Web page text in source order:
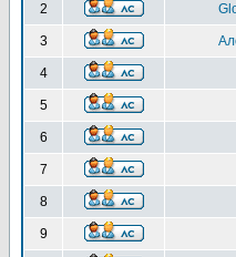
2
3
4
5
6
7
8
9